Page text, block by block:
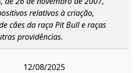
relativos à criação,
cães da raça Pit Bull e raças
providências.
12/08/2025